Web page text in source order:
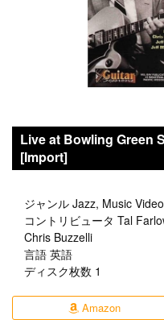
Live at Bowling Green
[Import]
ジャンル Jazz, Music
コントリビュータ Tal
Chris Buzzelli
言語 英語
ディスク枚数 1
Amazon